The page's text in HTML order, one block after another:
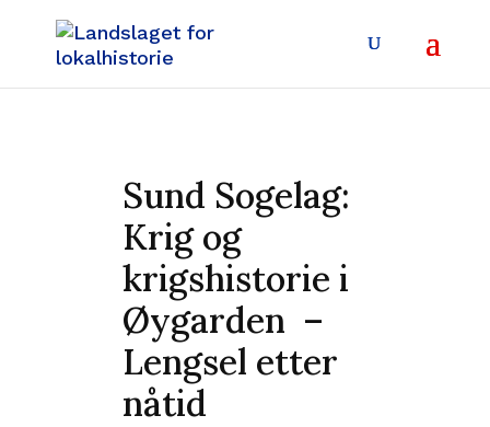
Sund Sogelag:
Krig og
krigshistorie i
Øygarden –
Lengsel etter
nåtid